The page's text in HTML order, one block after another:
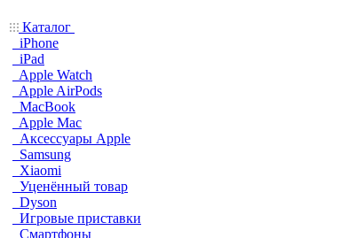
Каталог
iPhone
iPad
Apple Watch
Apple AirPods
MacBook
Apple Mac
Аксессуары Apple
Samsung
Xiaomi
Уценённый товар
Dyson
Игровые приставки
Смартфоны